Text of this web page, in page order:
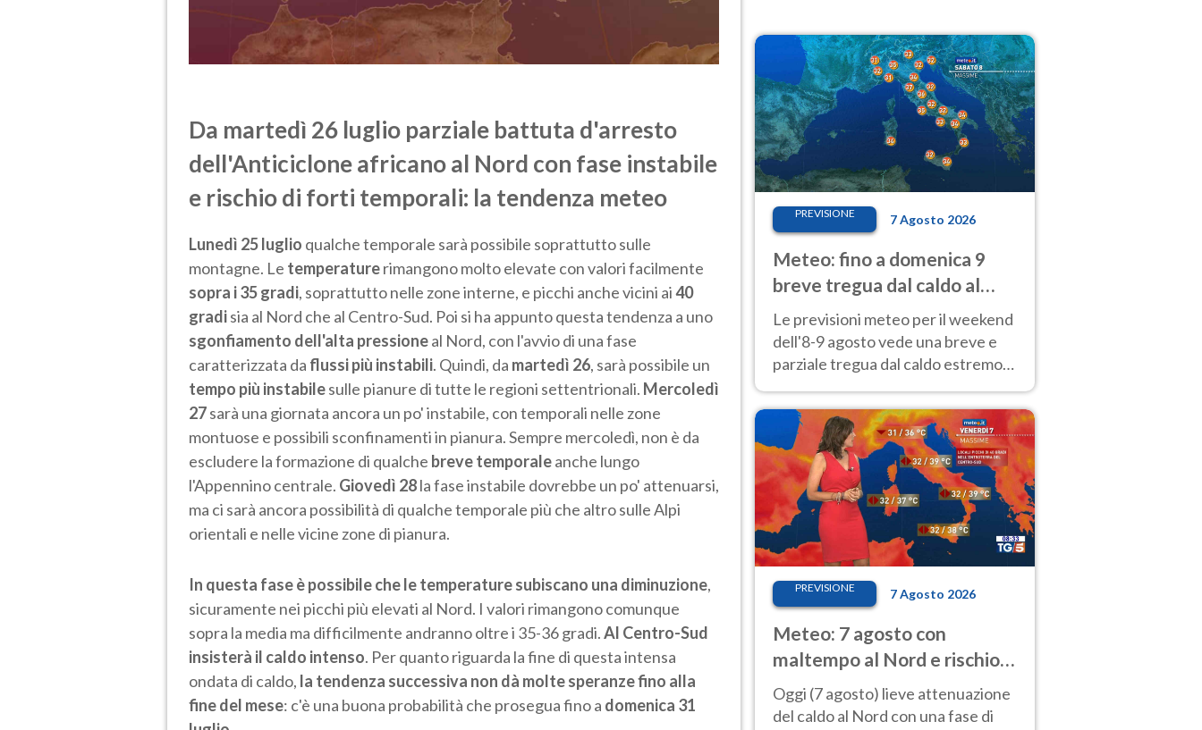
Da martedì 26 luglio parziale battuta d'arresto
dell'Anticiclone africano al Nord con fase instabile
e rischio di forti temporali: la tendenza meteo
Lunedì 25 luglio qualche temporale sarà possibile soprattutto sulle
montagne. Le temperaturerimangono molto elevate con valori facilmente
sopra i 35 gradi, soprattutto nelle zone interne, e picchi anche vicini ai40
gradisia al Nord che al Centro-Sud. Poi si ha appunto questa tendenza a uno
sgonfiamento dell'alta pressioneal Nord, con l'avvio di una fase
caratterizzata da flussi più instabili. Quindi, da martedì 26, sarà possibile un
tempo più instabilesulle pianure di tutte le regioni settentrionali. Mercoledì
27sarà una giornata ancora un po' instabile, con temporali nelle zone
montuose e possibili sconfinamenti in pianura. Sempre mercoledì, non è da
escludere la formazione di qualche breve temporaleanche lungo
l'Appennino centrale. Giovedì 28la fase instabile dovrebbe un po' attenuarsi,
ma ci sarà ancora possibilità di qualche temporale più che altro sulle Alpi
orientali e nelle vicine zone di pianura.
In questa fase è possibile che le temperature subiscano una diminuzione,
sicuramente nei picchi più elevati al Nord. I valori rimangono comunque
sopra la media ma difficilmente andranno oltre i 35-36 gradi.Al Centro-Sud
insisterà il caldo intenso. Per quanto riguarda la fine di questa intensa
ondata di caldo, la tendenza successiva non dà molte speranze fino alla
fine del mese: c'è una buona probabilità che prosegua fino a domenica 31
PREVISIONE 7 Agosto 2026
Meteo: fino a domenica 9
breve tregua dal caldo al
Nord! Altrove calura e afa
Le previsioni meteo per il weekend
dell'8-9 agosto vede una breve e
parziale tregua dal caldo estremo
40 gradi.
PREVISIONE 7 Agosto 2026
Meteo: 7 agosto con
maltempo al Nord e rischio
nubifragi. Altrove caldo
estremo
Oggi (7 agosto) lieve attenuazione
del caldo al Nord con una fase di